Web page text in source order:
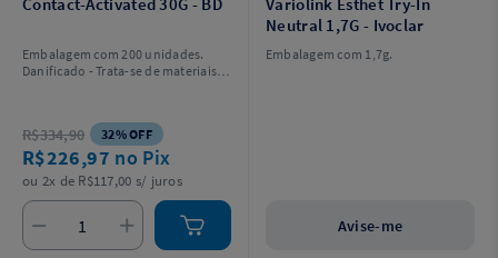
Embalagem com 200 unidades.
Danificado - Trata-se de materiais
serão vendidos por versão de
danificados.
R$334,90 32% OFF
R$226,97 no Pix
ou 2x de R$117,00 s/ juros
Neutral 1,7G - Ivoclar
Embalagem com 1,7g.
Avise-me